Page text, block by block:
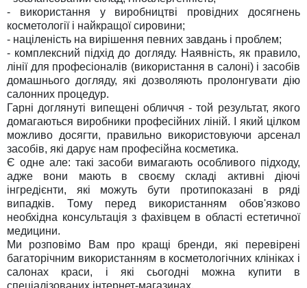
- використання у виробництві провідних досягнень
косметології і найкращої сировини;
- націленість на вирішення певних завдань і проблем;
- комплексний підхід до догляду. Наявність, як правило,
лінії для професіоналів (використання в салоні) і засобів
домашнього догляду, які дозволяють пролонгувати дію
салонних процедур.
Гарні доглянуті випещені обличчя - той результат, якого
домагаються виробники професійних ліній. І який цілком
можливо досягти, правильно використовуючи арсенал
засобів, які дарує нам професійна косметика.
Є одне але: такі засоби вимагають особливого підходу,
адже вони мають в своєму складі активні діючі
інгредієнти, які можуть бути протипоказані в ряді
випадків. Тому перед використанням обов'язково
необхідна консультація з фахівцем в області естетичної
медицини.
Ми розповімо Вам про кращі бренди, які перевірені
багаторічним використанням в косметологічних клініках і
салонах краси, і які сьогодні можна купити в
спеціалізованих інтернет-магазинах.